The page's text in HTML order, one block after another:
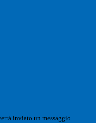
inviato un messaggio